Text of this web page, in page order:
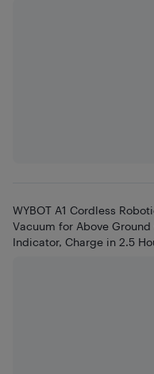
WYBOT A1 Cordless
Vacuum for Above
Indicator, Charge in 2.5